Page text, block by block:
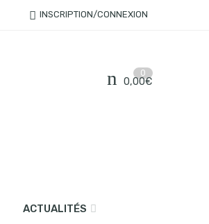
INSCRIPTION/CONNEXION
0
0,00€
ACTUALITÉS